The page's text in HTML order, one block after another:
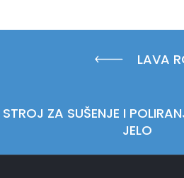
LAVA
STROJ ZA SUŠENJE I
JELO